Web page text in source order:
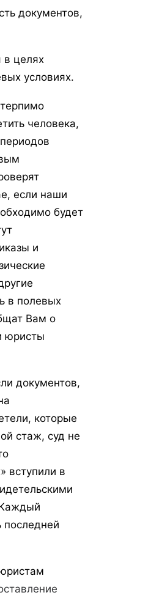
документов,
в целях
условиях.
человека,
если наши
будет
и
в полевых
Вам о
юристы
документов,
которые
стаж, суд не
вступили в
последней